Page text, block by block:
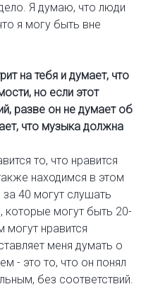
Я думаю, что люди
я могу быть вне
на тебя и думает, что
но если этот
разве он не думает об
что музыка должна
то, что нравится
находимся в этом
40 могут слушать
которые могут быть 20-
могут нравится
меня думать о
- это то, что он понял
без соответствий.